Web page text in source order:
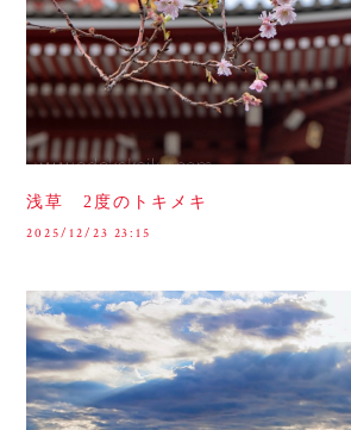
浅草 2度のトキメキ
2025/12/23 23:15